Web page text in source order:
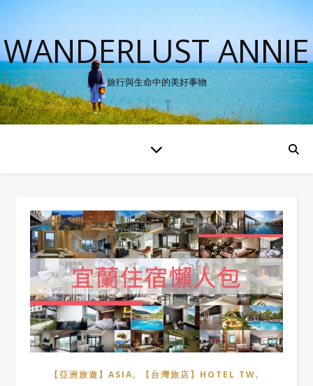
WANDERLUST ANNIE
旅行與生命中的美好事物
【亞洲旅遊】ASIA, 【台灣旅店】HOTEL TW,